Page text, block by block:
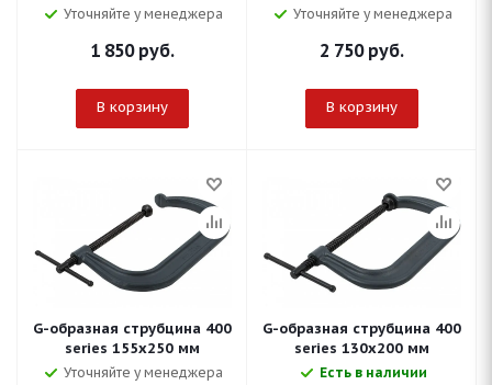
Уточняйте у менеджера
1 850руб.
В корзину
Уточняйте у менеджера
2 750руб.
В корзину
G-образная струбцина 400
series 155х250 мм
Уточняйте у менеджера
G-образная струбцина 400
series 130х200 мм
Есть в наличии